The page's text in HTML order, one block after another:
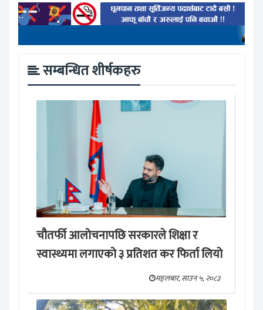
सम्बन्धित शीर्षकहरु
चौतर्फी आलोचनापछि सरकारले शिक्षा र
स्वास्थ्यमा लगाएको ३ प्रतिशत कर फिर्ता लियो
मङ्लबार, साउन ५, २०८३